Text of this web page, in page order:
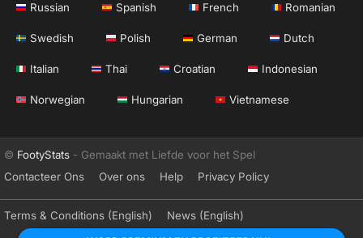
Russian Spanish French Romanian
Swedish Polish German Dutch
Italian Thai Croatian Indonesian
Norwegian Hungarian Vietnamese
© FootyStats - Gemaakt met Liefde voor het Spel
Contacteer Ons
Over ons Help Privacy Policy
Terms & Conditions (English)
News (English)